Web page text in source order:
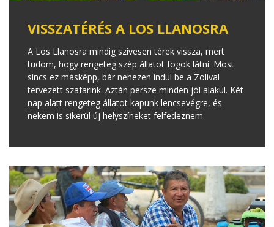
VISSZATÉRÉS A LOS LLANOSRA
A Los Llanosra mindig szívesen térek vissza, mert
tudom, hogy rengeteg szép állatot fogok látni. Most
sincs ez másképp, bár nehezen indul be a Zolival
tervezett szafarink. Aztán persze minden jól alakul. Két
nap alatt rengeteg állatot kapunk lencsevégre, és
nekem is sikerül új helyszíneket felfedeznem.